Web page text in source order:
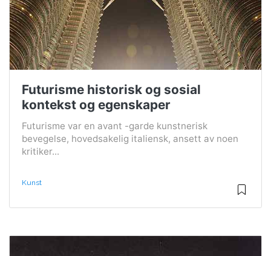
Futurisme historisk og sosial
kontekst og egenskaper
Futurisme var en avant -garde kunstnerisk
bevegelse, hovedsakelig italiensk, ansett av noen
kritiker...
Kunst